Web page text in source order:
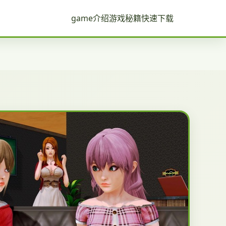
game介绍游戏秘籍快速下载